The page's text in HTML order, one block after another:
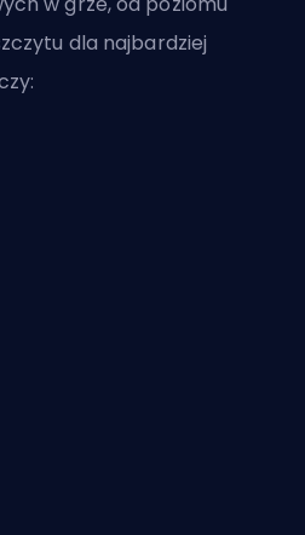
dla najbardziej